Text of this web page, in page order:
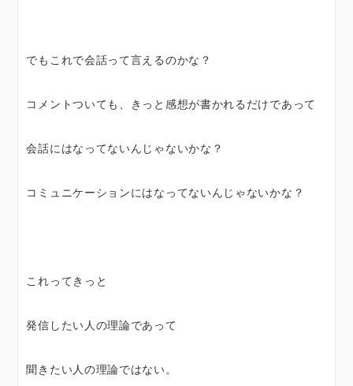
でもこれで会話って言えるのかな？
コメントついても、きっと感想が書かれるだけであって
会話にはなってないんじゃないかな？
コミュニケーションにはなってないんじゃないかな？
これってきっと
発信したい人の理論であって
聞きたい人の理論ではない。